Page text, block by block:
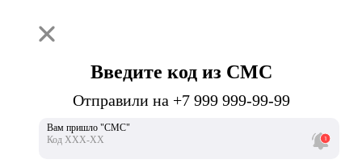
Введите код из СМС
Отправили на +7 999 999-99-99
Вам пришло "СМС"
Код ХХХ-ХХ